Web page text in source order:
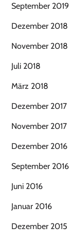
September 2019
Dezember 2018
November 2018
Juli 2018
März 2018
Dezember 2017
November 2017
Dezember 2016
September 2016
Juni 2016
Januar 2016
Dezember 2015